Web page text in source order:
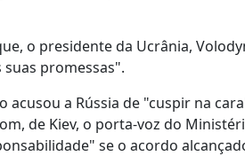
o presidente da Ucrânia,
promessas".
acusou a Rússia de "cuspir na
de Kiev, o porta-voz do
se o acordo